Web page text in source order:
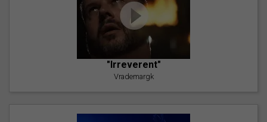
"Irreverent"
Vrademargk